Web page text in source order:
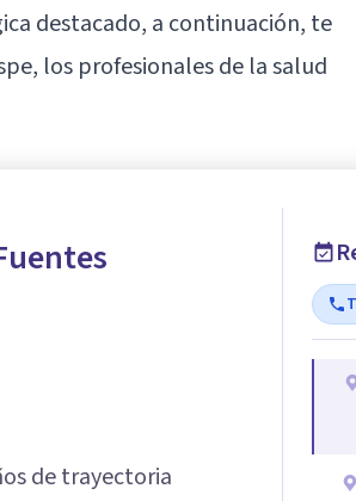
destacado, a continuación, te
los profesionales de la salud
de trayectoria